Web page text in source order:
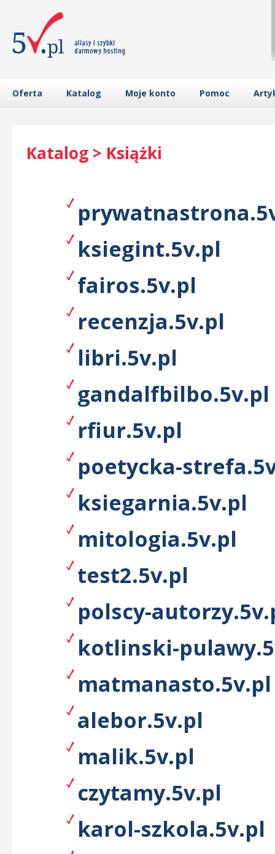
Oferta Katalog Moje konto Pomoc
Katalog > Książki
ksiegint.5v.pl
fairos.5v.pl
recenzja.5v.pl
libri.5v.pl
gandalfbilbo.5v.pl
rfiur.5v.pl
poetycka-
ksiegarnia.5v.pl
mitologia.5v.pl
test2.5v.pl
polscy-
kotlinski-
matmanasto.5v.pl
alebor.5v.pl
malik.5v.pl
czytamy.5v.pl
karol-szkola.5v.pl